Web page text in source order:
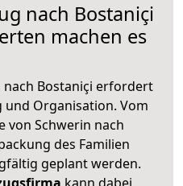
nach Bostaniçi
machen es
Bostaniçi erfordert
Organisation. Vom
von Schwerin nach
des Familien
geplant werden.